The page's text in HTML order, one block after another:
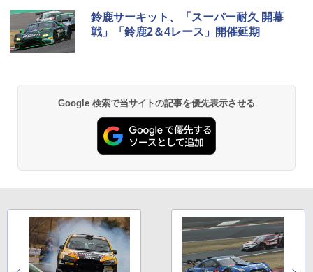
鈴鹿サーキット、「スーパー耐久 開幕
戦」「鈴鹿2＆4レース」開催延期
Google 検索で当サイトの記事を優先表示させる